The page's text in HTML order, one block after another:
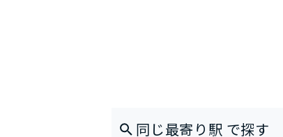
同じ最寄り駅 で探す